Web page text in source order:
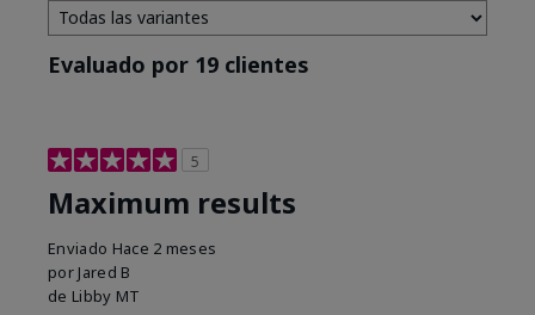
Evaluado por 19 clientes
5
Maximum results
Enviado Hace 2 meses
por Jared B
de Libby MT